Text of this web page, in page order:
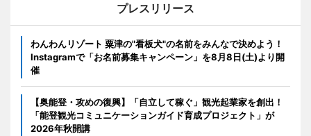
プレスリリース
わんわんリゾート 粟津の"看板犬"の名前をみんなで決めよう！
Instagramで「お名前募集キャンペーン」を8月8日(土)より開
催
【奥能登・攻めの復興】「自立して稼ぐ」観光起業家を創出！
「能登観光コミュニケーションガイド育成プロジェクト」が
2026年秋開講